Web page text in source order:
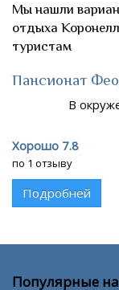
Мы нашли
отдыха
туристам
Пансионат
В
Хорошо 7.8
по 1 отзыву
Подробней
Популярные